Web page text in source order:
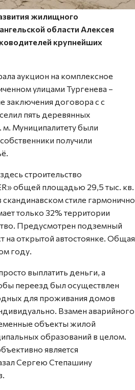
жилищного
области Алексея
крупнейших
аукцион на комплексное
улицами Тургенева –
заключения договора с с
пять деревянных
Муниципалитету были
получили
строительство
общей площадью 29,5 тыс. кв.
стиле гармонично
только 32% территории
Предусмотрен подземный
на открытой автостоянке. Общая
году.
выплатить деньги, а
переезд был осуществлен
для проживания домов
Взамен аварийного
объекты жилой
образований в целом.
является
Сергею Степашину